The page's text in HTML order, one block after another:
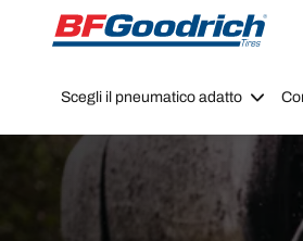
Go to page content
Go to page
Scegli il pneumatico adatto